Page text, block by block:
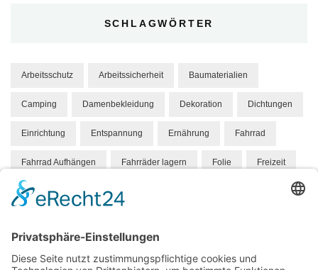
SCHLAGWÖRTER
Arbeitsschutz Arbeitssicherheit Baumaterialien
Camping Damenbekleidung Dekoration Dichtungen
Einrichtung Entspannung Ernährung Fahrrad
Fahrrad Aufhängen Fahrräder lagern Folie Freizeit
Gesundheit Hund